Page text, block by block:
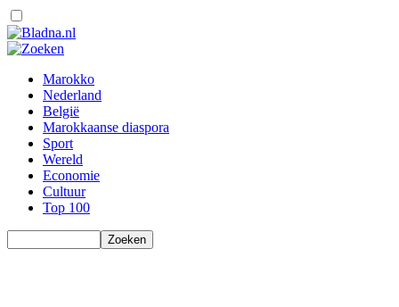
Marokko
Nederland
België
Marokkaanse diaspora
Sport
Wereld
Economie
Cultuur
Top 100